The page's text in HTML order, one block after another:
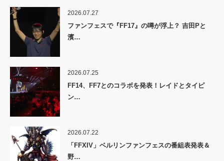
2026.07.27
ファンフェスで『FF17』の噂が浮上？ 吉田Pと
濱…
2026.07.25
FF14、FF7とのコラボを発表！レイドとタイピ
ン…
2026.07.22
「FFXIV」ベルリンファンフェスの番組表発表＆
野…